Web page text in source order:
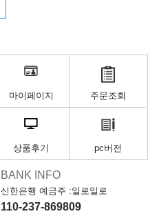
마이페이지 주문조회
상품후기 pc버전
BANK INFO
신한은행 예금주 :일로일로
110-237-869809